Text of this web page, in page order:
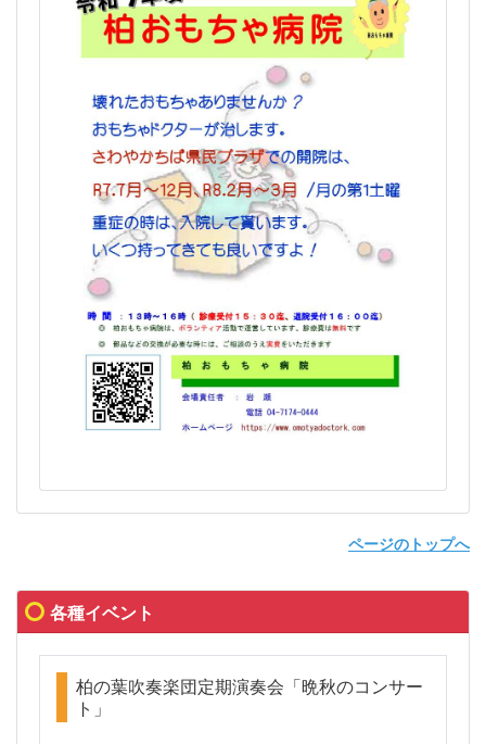
ページのトップへ
各種イベント
柏の葉吹奏楽団定期演奏会「晩秋のコンサー
ト」